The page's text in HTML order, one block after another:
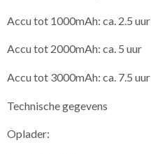
Accu tot 1000mAh: ca. 2.5 uur
Accu tot 2000mAh: ca. 5 uur
Accu tot 3000mAh: ca. 7.5 uur
Technische gegevens
Oplader: